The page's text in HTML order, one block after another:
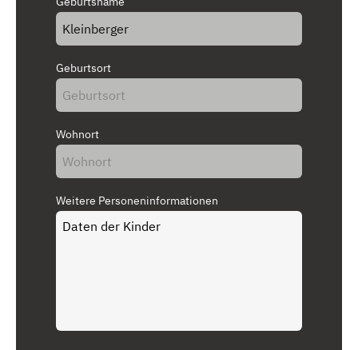
Geburtsort
Wohnort
Weitere Personeninformationen